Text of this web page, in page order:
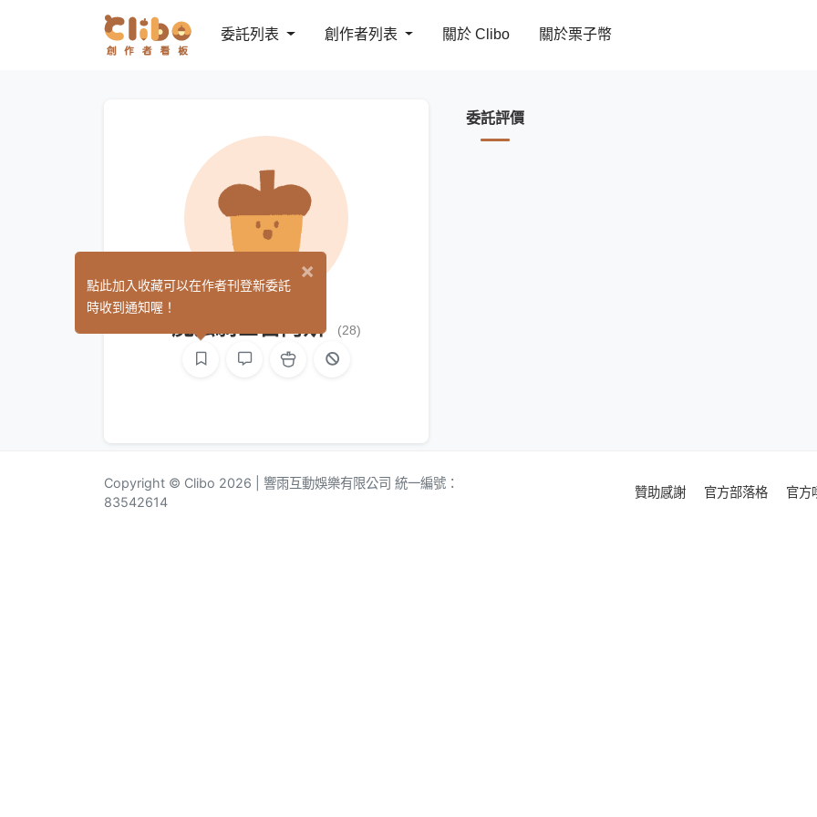
委託列表 創作者列表 關於 Clibo 關於栗子幣
魔法騎士雷阿斯 (28)
委託評價
Copyright © Clibo 2026 | 響雨互動娛樂有限公司 統一編號：
83542614
贊助感謝 官方部落格 官方
×
點此加入收藏可以在作者刊登新委託
時收到通知喔！